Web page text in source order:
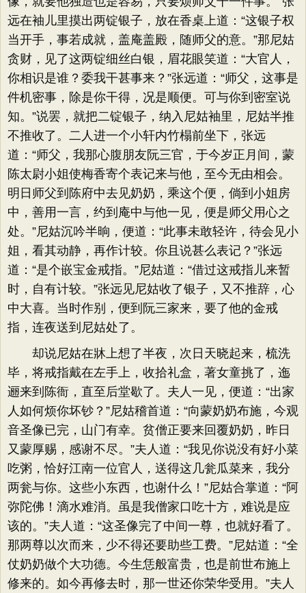
远在袖儿里摸出两锭银子，放在香桌上道：“这银子权
当开手，事若成就，盖庵盖殿，随师父的意。”那尼姑
贪财，见了这两锭细丝白银，眉花眼笑道：“大官人，
你相识是谁？委我干甚事来？”张远道：“师父，这事是
件机密事，除是你干得，况是顺便。可与你到密室说
知。”说罢，就把二锭银子，纳入尼姑袖里，尼姑半推
不推收了。二人进一个小轩内竹榻前坐下，张远
道：“师父，我那心腹朋友阮三官，于今岁正月间，蒙
陈太尉小姐使梅香寄个表记来与他，至今无由相会。
明日师父到陈府中去见奶奶，乘这个便，倘到小姐房
中，善用一言，约到庵中与他一见，便是师父用心之
处。”尼姑沉吟半晌，便道：“此事未敢轻许，待会见小
姐，看其动静，再作计较。你且说甚么表记？”张远
道：“是个嵌宝金戒指。”尼姑道：“借过这戒指儿来暂
时，自有计较。”张远见尼姑收了银子，又不推辞，心
中大喜。当时作别，便到阮三家来，要了他的金戒
指，连夜送到尼姑处了。
却说尼姑在牀上想了半夜，次日天晓起来，梳洗
毕，将戒指戴在左手上，收拾礼盒，著女童挑了，迤
逦来到陈衙，直至后堂歇了。夫人一见，便道：“出家
人如何烦你坏钞？”尼姑稽首道：“向蒙奶奶布施，今观
音圣像已完，山门有幸。贫僧正要来回覆奶奶，昨日
又蒙厚赐，感谢不尽。”夫人道：“我见你说没有好小菜
吃粥，恰好江南一位官人，送得这几瓮瓜菜来，我分
两瓮与你。这些小东西，也谢什么！”尼姑合掌道：“阿
弥陀佛！滴水难消。虽是我僧家口吃十方，难说是应
该的。”夫人道：“这圣像完了中间一尊，也就好看了。
那两尊以次而来，少不得还要助些工费。”尼姑道：“全
仗奶奶做个大功德。今生恁般富贵，也是前世布施上
修来的。如今再修去时，那一世还你荣华受用。”夫人